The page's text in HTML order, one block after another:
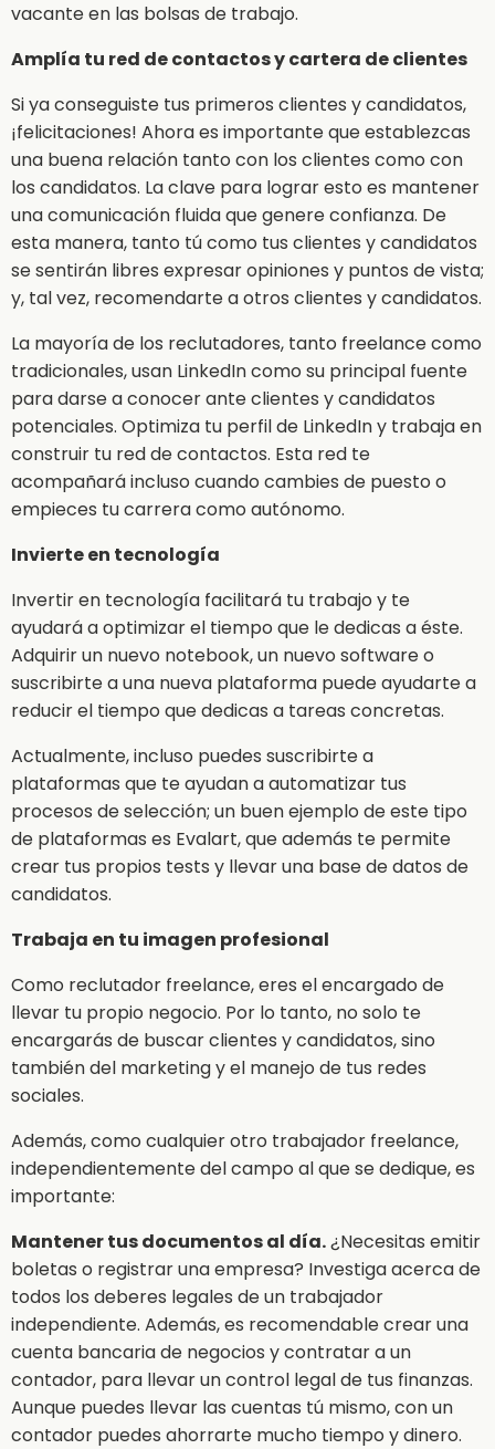
vacante en las bolsas de trabajo.
Amplía tu red de contactos y cartera de clientes
Si ya conseguiste tus primeros clientes y candidatos,
¡felicitaciones! Ahora es importante que establezcas
una buena relación tanto con los clientes como con
los candidatos. La clave para lograr esto es mantener
una comunicación fluida que genere confianza. De
esta manera, tanto tú como tus clientes y candidatos
se sentirán libres expresar opiniones y puntos de vista;
y, tal vez, recomendarte a otros clientes y candidatos.
La mayoría de los reclutadores, tanto freelance como
tradicionales, usan LinkedIn como su principal fuente
para darse a conocer ante clientes y candidatos
potenciales. Optimiza tu perfil de LinkedIn y trabaja en
construir tu red de contactos. Esta red te
acompañará incluso cuando cambies de puesto o
empieces tu carrera como autónomo.
Invierte en tecnología
Invertir en tecnología facilitará tu trabajo y te
ayudará a optimizar el tiempo que le dedicas a éste.
Adquirir un nuevo notebook, un nuevo software o
suscribirte a una nueva plataforma puede ayudarte a
reducir el tiempo que dedicas a tareas concretas.
Actualmente, incluso puedes suscribirte a
plataformas que te ayudan a automatizar tus
procesos de selección; un buen ejemplo de este tipo
de plataformas es Evalart, que además te permite
crear tus propios tests y llevar una base de datos de
candidatos.
Trabaja en tu imagen profesional
Como reclutador freelance, eres el encargado de
llevar tu propio negocio. Por lo tanto, no solo te
encargarás de buscar clientes y candidatos, sino
también del marketing y el manejo de tus redes
sociales.
Además, como cualquier otro trabajador freelance,
independientemente del campo al que se dedique, es
importante:
Mantener tus documentos al día.¿Necesitas emitir
boletas o registrar una empresa? Investiga acerca de
todos los deberes legales de un trabajador
independiente. Además, es recomendable crear una
cuenta bancaria de negocios y contratar a un
contador, para llevar un control legal de tus finanzas.
Aunque puedes llevar las cuentas tú mismo, con un
contador puedes ahorrarte mucho tiempo y dinero.